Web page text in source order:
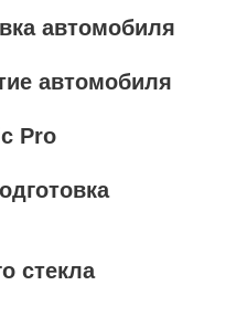
автомобиля
автомобиля
Pro
стекла